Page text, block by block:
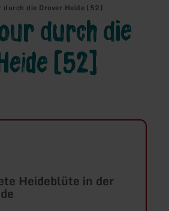
durch die Drover Heide [52]
durch die
[52]
Heideblüte in der